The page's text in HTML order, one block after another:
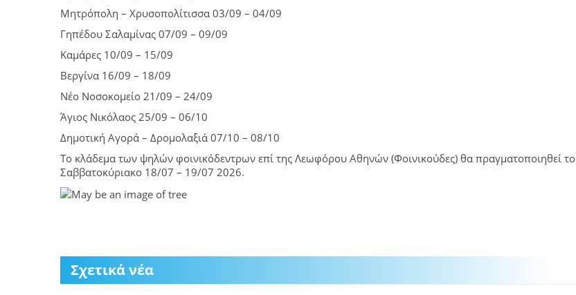
Μητρόπολη – Χρυσοπολίτισσα 03/09 – 04/09
Γηπέδου Σαλαμίνας 07/09 – 09/09
Καμάρες 10/09 – 15/09
Βεργίνα 16/09 – 18/09
Νέο Νοσοκομείο 21/09 – 24/09
Άγιος Νικόλαος 25/09 – 06/10
Δημοτική Αγορά – Δρομολαξιά 07/10 – 08/10
Το κλάδεμα των ψηλών φοινικόδεντρων επί της Λεωφόρου Αθηνών (Φοινικούδες) θα πραγματοποιηθεί το
Σαββατοκύριακο 18/07 – 19/07 2026.
Σχετικά νέα